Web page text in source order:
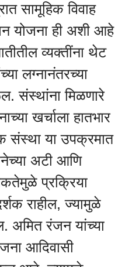
सामूहिक विवाह
योजना ही अशी आहे
व्यक्तींना थेट
लग्नानंतरच्या
संस्थांना मिळणारे
खर्चाला हातभार
संस्था या उपक्रमात
अटी आणि
प्रक्रिया
राहील, ज्यामुळे
अमित रंजन यांच्या
आदिवासी